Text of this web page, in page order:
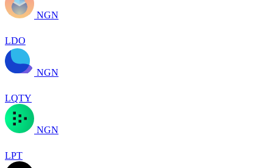
NGN
LDO
NGN
LQTY
NGN
LPT